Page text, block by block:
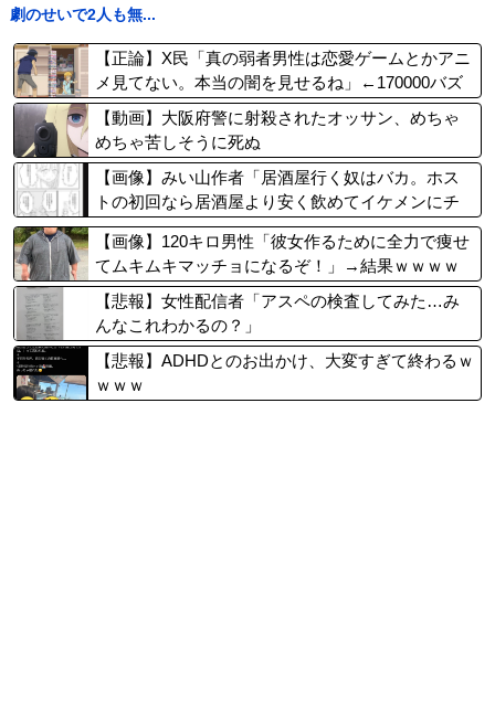
劇のせいで2人も無...
【正論】X民「真の弱者男性は恋愛ゲームとかアニ
メ見てない。本当の闇を見せるね」←170000バズ
wwwwwww
【動画】大阪府警に射殺されたオッサン、めちゃ
めちゃ苦しそうに死ぬ
【画像】みい山作者「居酒屋行く奴はバカ。ホス
トの初回なら居酒屋より安く飲めてイケメンにチ
ヤホヤされる」
【画像】120キロ男性「彼女作るために全力で痩せ
てムキムキマッチョになるぞ！」→結果ｗｗｗｗ
【悲報】女性配信者「アスペの検査してみた…み
んなこれわかるの？」
【悲報】ADHDとのお出かけ、大変すぎて終わるｗ
ｗｗｗ